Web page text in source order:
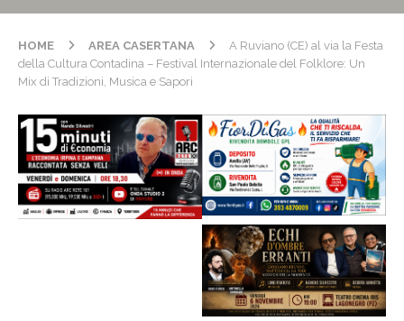
HOME AREA CASERTANA
A Ruviano (CE) al via la Festa
della Cultura Contadina – Festival Internazionale del Folklore: Un
Mix di Tradizioni, Musica e Sapori